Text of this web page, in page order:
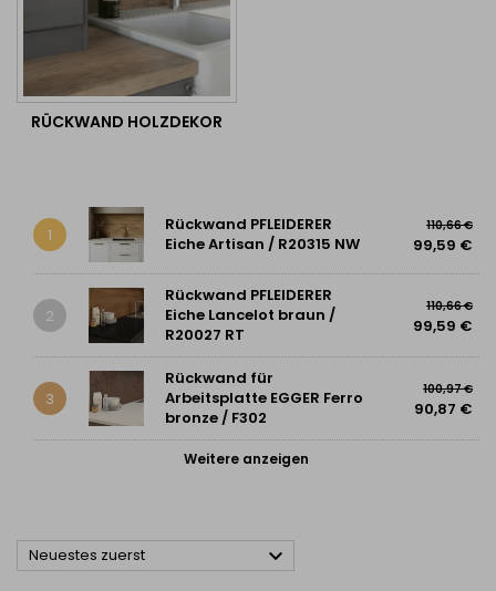
RÜCKWAND HOLZDEKOR
1
Rückwand PFLEIDERER
Eiche Artisan / R20315 NW
110,66 €
99,59 €
2
Rückwand PFLEIDERER
Eiche Lancelot braun /
R20027 RT
110,66 €
99,59 €
3
Rückwand für
Arbeitsplatte EGGER Ferro
bronze / F302
100,97 €
90,87 €
Weitere anzeigen
Neuestes zuerst 